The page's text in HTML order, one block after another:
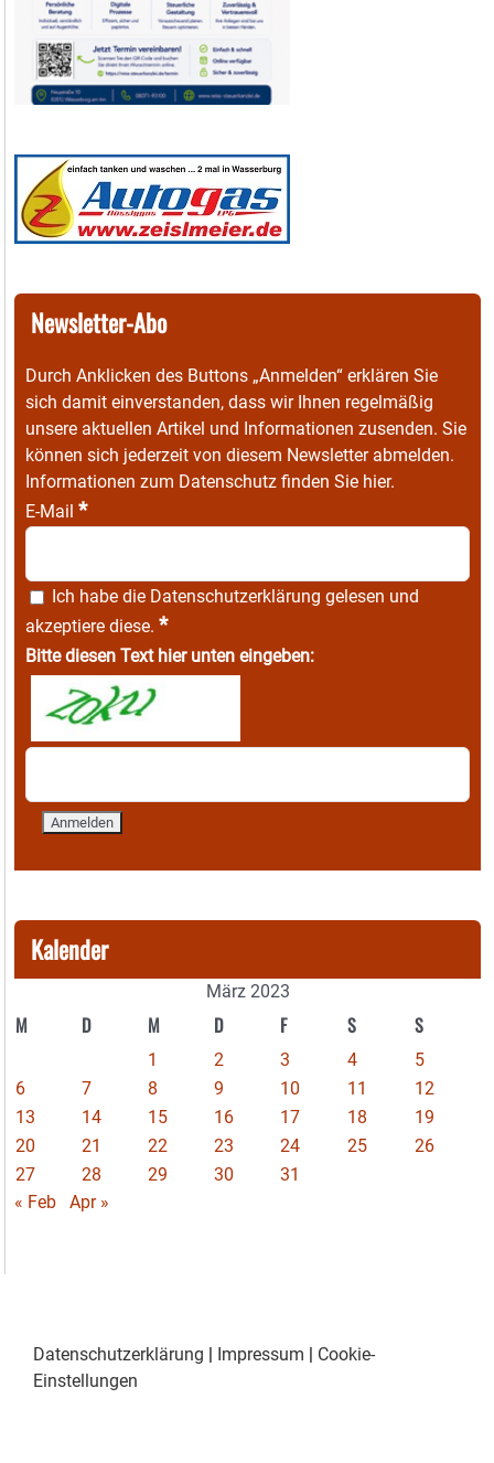
Newsletter-Abo
Durch Anklicken des Buttons „Anmelden“ erklären Sie
sich damit einverstanden, dass wir Ihnen regelmäßig
unsere aktuellen Artikel und Informationen zusenden. Sie
können sich jederzeit von diesem Newsletter abmelden.
Informationen zum Datenschutz finden Sie hier.
E-Mail *
Ich habe die Datenschutzerklärung gelesen und
akzeptiere diese. *
Bitte diesen Text hier unten eingeben:
Kalender
März 2023
M D M D F S S
1 2 3 4
5
6
7 8 9 10 11
12
13
14 15 16 17 18
19
20
21 22 23 24 25
26
27
28 29 30
31
« Feb
Apr »
Datenschutzerklärung | Impressum | Cookie-
Einstellungen